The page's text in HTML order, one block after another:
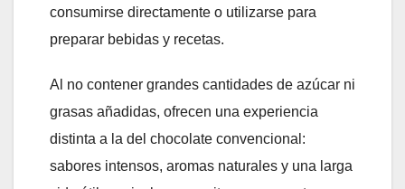
consumirse directamente o utilizarse para
preparar bebidas y recetas.
Al no contener grandes cantidades de azúcar ni
grasas añadidas, ofrecen una experiencia
distinta a la del chocolate convencional:
sabores intensos, aromas naturales y una larga